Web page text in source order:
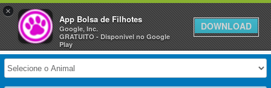
Anuncie Grátis »
Selecione seu Animal
×
App Bolsa de Filhotes
Google, Inc.
GRATUITO - Disponivel no Google
Play
DOWNLOAD